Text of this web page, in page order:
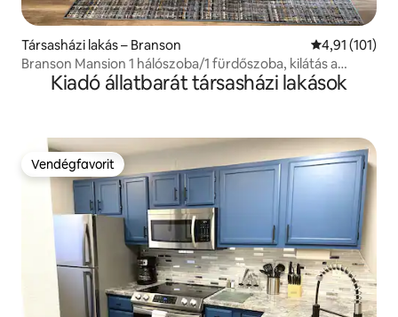
Társasházi lakás – Branson Átlagos
4,91 (101)
Branson Mansion 1 hálószoba/1 fürdőszoba, kilátás a
golfpályára, 1. emelet
Kiadó állatbarát társasházi lakások
Vendégfavorit
Vendégfavorit